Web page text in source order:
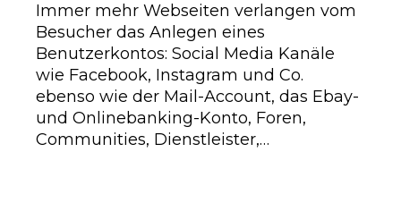
Immer mehr Webseiten verlangen vom
Besucher das Anlegen eines
Benutzerkontos: Social Media Kanäle
wie Facebook, Instagram und Co.
ebenso wie der Mail-Account, das Ebay-
und Onlinebanking-Konto, Foren,
Communities, Dienstleister,…